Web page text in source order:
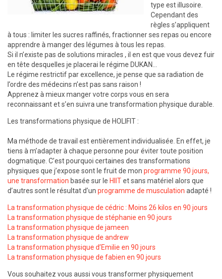
type est illusoire.
Cependant des
règles s’appliquent
à tous : limiter les sucres raffinés, fractionner ses repas ou encore
apprendre à manger des légumes à tous les repas.
Si il n’existe pas de solutions miracles , il en est que vous devez fuir
en tête desquelles je placerai le régime DUKAN…
Le régime restrictif par excellence, je pense que sa radiation de
l’ordre des médecins n’est pas sans raison !
Apprenez à mieux manger votre corps vous en sera
reconnaissant et s’en suivra une transformation physique durable.
Les transformations physique de HOLIFIT :
Ma méthode de travail est entièrement individualisée. En effet, je
tiens à m’adapter à chaque personne pour éviter toute position
dogmatique. C’est pourquoi certaines des transformations
physiques que j’expose sont le fruit de mon programme 90 jours,
une transformation basée sur le HIITet sans matériel alors que
d’autres sont le résultat d’un programme de musculation adapté !
La transformation physique de cédric : Moins 26 kilos en 90 jours
La transformation physique de stéphanie en 90 jours
La transformation physique de jameen
La transformation physique de andrew
La transformation physique d’Emilie en 90 jours
La transformation physique de fabien en 90 jours
Vous souhaitez vous aussi vous transformer physiquement